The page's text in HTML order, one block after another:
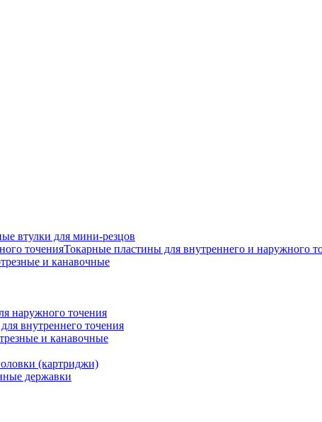
втулки для мини-резцов
Токарные пластины для внутреннего и наружного
и канавочные
наружного точения
внутреннего точения
и канавочные
(картриджи)
державки